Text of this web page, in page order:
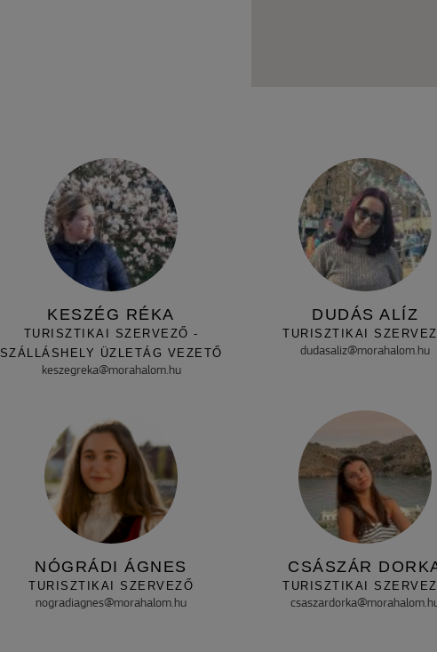
KESZÉG RÉKA
TURISZTIKAI SZERVEZŐ -
SZÁLLÁSHELY ÜZLETÁG VEZETŐ
keszegreka@morahalom.hu
DUDÁS ALÍZ
TURISZTIKAI
dudasaliz@morahalom.hu
NÓGRÁDI ÁGNES
TURISZTIKAI SZERVEZŐ
nogradiagnes@morahalom.hu
CSÁSZÁR
TURISZTIKAI